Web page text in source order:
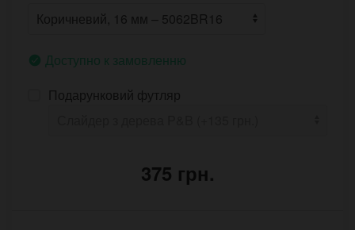
Доступно к замовленню
Подарунковий футляр
375 грн.